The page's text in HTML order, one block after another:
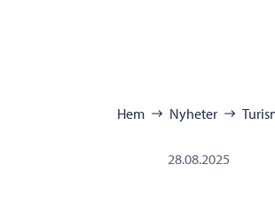
Hem Nyheter
28.08.2025